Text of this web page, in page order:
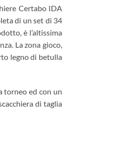
Certabo IDA
di un set di 34
è l’altissima
La zona gioco,
legno di betulla
torneo ed con un
di taglia